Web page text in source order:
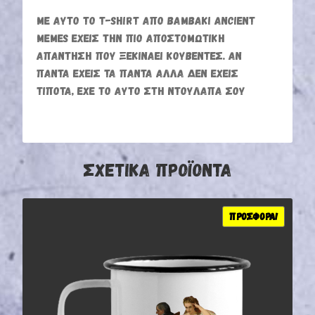
ΜΕ ΑΥΤΌ ΤΟ T-SHIRT ΑΠΌ ΒΑΜΒΆΚΙ ANCIENT
MEMES ΈΧΕΙΣ ΤΗΝ ΠΙΟ ΑΠΟΣΤΟΜΩΤΙΚΉ
ΑΠΆΝΤΗΣΗ ΠΟΥ ΞΕΚΙΝΆΕΙ ΚΟΥΒΈΝΤΕΣ. ΑΝ
ΠΆΝΤΑ ΈΧΕΙΣ ΤΑ ΠΆΝΤΑ ΑΛΛΆ ΔΕΝ ΈΧΕΙΣ
ΤΊΠΟΤΑ, ΈΧΕ ΤΟ ΑΥΤΌ ΣΤΗ ΝΤΟΥΛΆΠΑ ΣΟΥ
ΣΧΕΤΙΚΆ ΠΡΟΪΌΝΤΑ
ΠΡΟΣΦΟΡΆ!